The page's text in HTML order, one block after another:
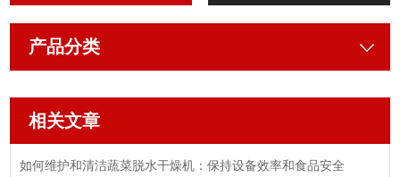
产品分类
相关文章
如何维护和清洁蔬菜脱水干燥机：保持设备效率和食品安全